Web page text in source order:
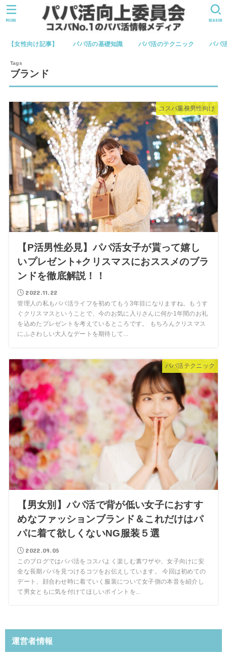
【女性向け記事】 パパ活の基礎知識 パパ活のテクニック パパ
SEARCH
MENU
ブランド
コスパ重視男性向け
【P活男性必見】パパ活女子が貰って嬉し
いプレゼント+クリスマスにおススメのブラ
ンドを徹底解説！！
2022.11.22
管理人の私もパパ活ライフを初めてもう3年目になりますね。もうす
ぐクリスマスということで、今のお気に入りさんに何か1年間のお礼
を込めたプレゼントを考えているところです。 もちろんクリスマス
にふさわしい大人なデートを期待して...
パパ活テクニック
【男女別】パパ活で背が低い女子におすす
めなファッションブランド＆これだけはパ
パに着て欲しくないNG服装５選
2022.09.05
このブログではパパ活をコスパよく楽しむ裏ワザや、女子向けに安
全な長期パパを見つけるコツをお伝えしています。 今回は初めての
デート、顔合わせ時に着ていく服装について女子側の本音を紹介し
て男女ともに気を付けてほしいポイントを...
運営者情報